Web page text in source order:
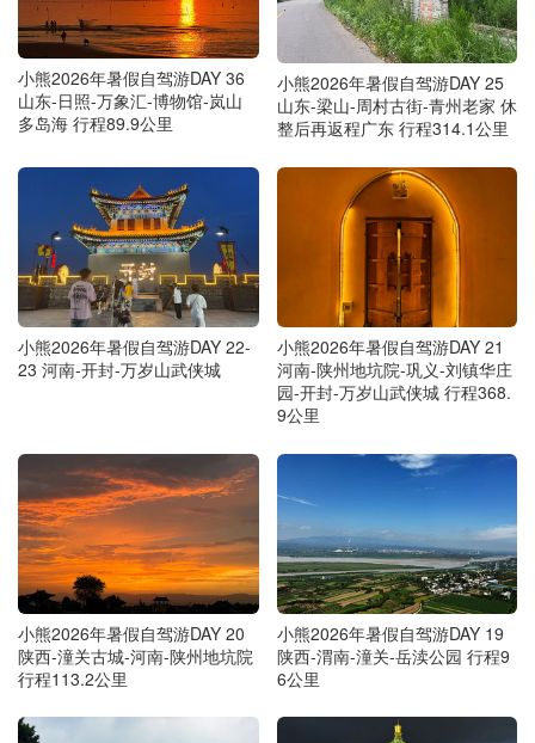
小熊2026年暑假自驾游DAY 36
山东-日照-万象汇-博物馆-岚山
多岛海 行程89.9公里
小熊2026年暑假自驾游DAY 25
山东-梁山-周村古街-青州老家 休
整后再返程广东 行程314.1公里
小熊2026年暑假自驾游DAY 22-
23 河南-开封-万岁山武侠城
小熊2026年暑假自驾游DAY 21
河南-陕州地坑院-巩义-刘镇华庄
园-开封-万岁山武侠城 行程368.
9公里
小熊2026年暑假自驾游DAY 20
陕西-潼关古城-河南-陕州地坑院
行程113.2公里
小熊2026年暑假自驾游DAY 19
陕西-渭南-潼关-岳渎公园 行程9
6公里